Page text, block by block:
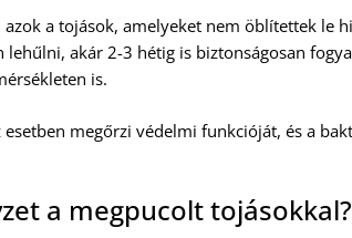
azok a tojások, amelyeket nem öblítettek le
lehűlni, akár 2-3 hétig is biztonságosan
is.
esetben megőrzi védelmi funkcióját, és a
a megpucolt tojásokkal?